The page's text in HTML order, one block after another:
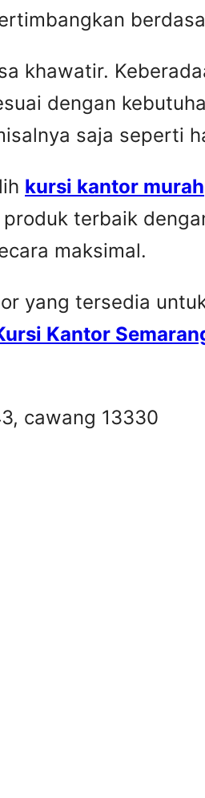
khawatir.
dengan
saja seperti
kursi kantor murah
terbaik
maksimal.
yang tersedia
Kantor
cawang 13330